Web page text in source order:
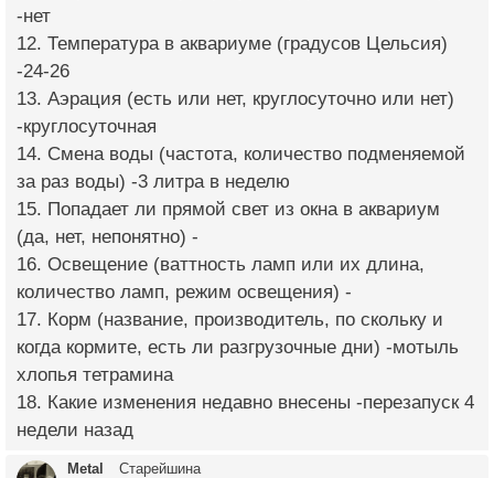
-нет
12. Температура в аквариуме (градусов Цельсия)
-24-26
13. Аэрация (есть или нет, круглосуточно или нет)
-круглосуточная
14. Смена воды (частота, количество подменяемой
за раз воды) -3 литра в неделю
15. Попадает ли прямой свет из окна в аквариум
(да, нет, непонятно) -
16. Освещение (ваттность ламп или их длина,
количество ламп, режим освещения) -
17. Корм (название, производитель, по скольку и
когда кормите, есть ли разгрузочные дни) -мотыль
хлопья тетрамина
18. Какие изменения недавно внесены -перезапуск 4
недели назад
Metal Старейшина